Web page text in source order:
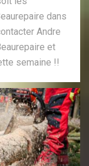
dans
Andre
et
semaine !!